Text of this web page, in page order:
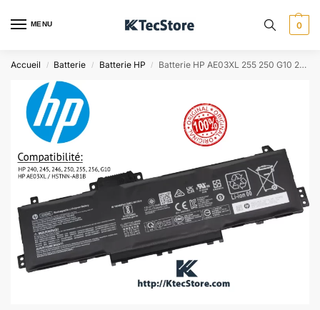
MENU 0
Accueil / Batterie / Batterie HP / Batterie HP AE03XL 255 250 G10 240 G10 – Algérie